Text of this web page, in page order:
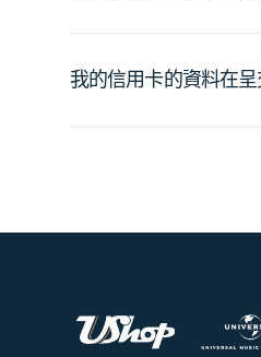
我的信用卡的資料在